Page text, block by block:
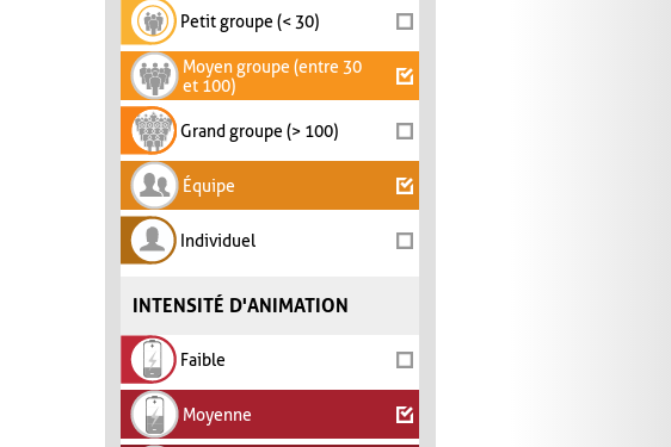
Petit groupe (< 30)
Moyen groupe (entre 30
et 100)
Grand groupe (> 100)
Équipe
Individuel
INTENSITÉ D'ANIMATION
Faible
Moyenne